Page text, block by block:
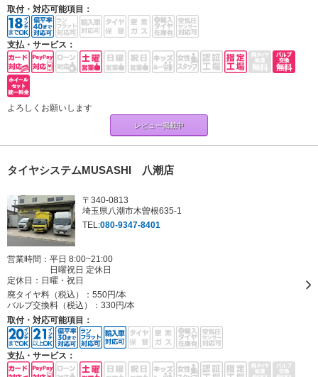
取付・対応可能項目：
支払・サービス：
よろしくお願いします
レビュー掲載中
タイヤシステムMUSASHI 八潮店
〒340-0813
埼玉県八潮市木曽根635-1
TEL:080-9347-8401
営業時間：平日 8:00~21:00
日曜祝日 定休日
定休日： 日曜・祝日
廃タイヤ料（税込）： 550円/本
バルブ交換料（税込）： 330円/本
取付・対応可能項目：
支払・サービス：